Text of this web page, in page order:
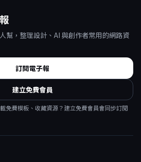
幫，整理設計、AI 與創作者常用的網路資
訂閱電子報
建立免費會員
免費模板、收藏資源？建立免費會員會同步訂閱